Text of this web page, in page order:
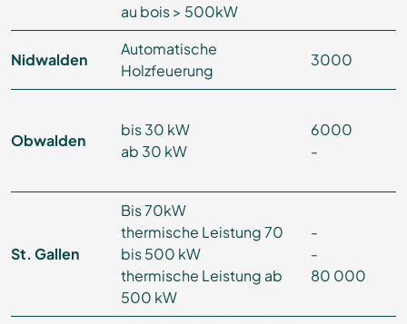
au bois > 500kW
Nidwalden
Automatische
Holzfeuerung
3000
Obwalden
bis 30 kW
ab 30 kW
6000
-
St. Gallen
Bis 70kW
thermische Leistung 70
bis 500 kW
thermische Leistung ab
500 kW
-
-
80 000